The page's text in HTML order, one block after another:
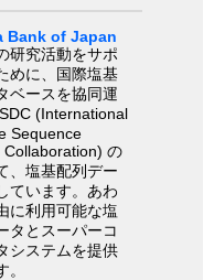
Bank of Japan
研究活動をサポ
めに、国際塩基
ベースを協同運
(International
Sequence
Collaboration) の
、塩基配列デー
ています。あわ
に利用可能な塩
タとスーパーコ
システムを提供
。